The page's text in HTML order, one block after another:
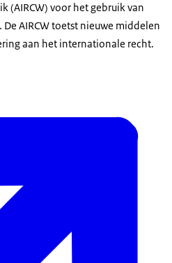
(AIRCW) voor het gebruik van
AIRCW toetst nieuwe middelen
aan het internationale recht.